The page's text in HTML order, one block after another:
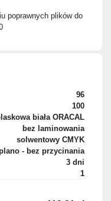
poprawnych plików do
96
100
biała ORACAL
bez laminowania
solwentowy CMYK
- bez przycinania
3 dni
1